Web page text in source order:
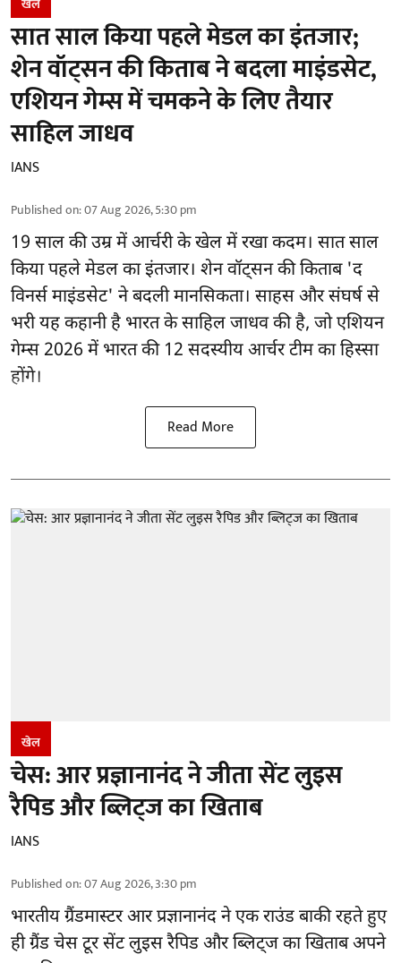
सात साल किया पहले मेडल का इंतजार;
शेन वॉट्सन की किताब ने बदला माइंडसेट,
एशियन गेम्स में चमकने के लिए तैयार
साहिल जाधव
IANS
Published on:07 Aug 2026, 5:30 pm
19 साल की उम्र में आर्चरी के खेल में रखा कदम। सात साल
किया पहले मेडल का इंतजार। शेन वॉट्सन की किताब 'द
विनर्स माइंडसेट' ने बदली मानसिकता। साहस और संघर्ष से
भरी यह कहानी है भारत के साहिल जाधव की है, जो एशियन
गेम्स 2026 में भारत की 12 सदस्यीय आर्चर टीम का हिस्सा
होंगे।
Read More
खेल
चेस: आर प्रज्ञानानंद ने जीता सेंट लुइस
रैपिड और ब्लिट्ज का खिताब
IANS
Published on:07 Aug 2026, 3:30 pm
भारतीय ग्रैंडमास्टर आर प्रज्ञानानंद ने एक राउंड बाकी रहते हुए
ही ग्रैंड चेस टूर सेंट लुइस रैपिड और ब्लिट्ज का खिताब अपने